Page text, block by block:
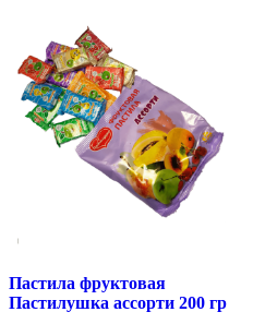
Пастила фруктовая
Пастилушка ассорти 200 гр